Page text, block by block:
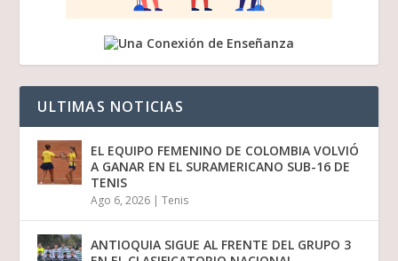
ULTIMAS NOTICIAS
EL EQUIPO FEMENINO DE COLOMBIA VOLVIÓ
A GANAR EN EL SURAMERICANO SUB-16 DE
TENIS
Ago 6, 2026 |Tenis
ANTIOQUIA SIGUE AL FRENTE DEL GRUPO 3